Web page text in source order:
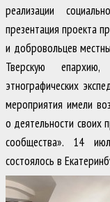
реализации
презентация проекта
и добровольцев
Тверскую
этнографических
мероприятия имели
о деятельности своих
сообщества». 14
состоялось в